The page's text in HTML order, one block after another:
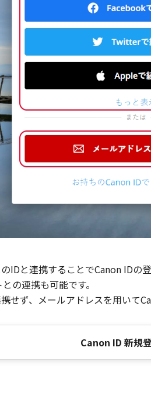
と連携することでCanon IDの
の連携も可能です。
ず、メールアドレスを用いて
Canon ID 新規